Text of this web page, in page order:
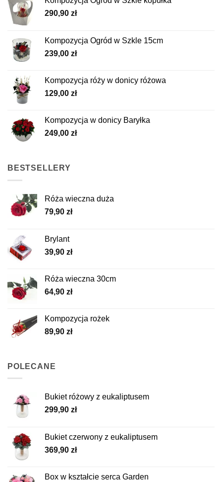
290,90 zł
Kompozycja Ogród w Szkle 15cm
239,00 zł
Kompozycja róży w donicy różowa
129,00 zł
Kompozycja w donicy Baryłka
249,00 zł
BESTSELLERY
Róża wieczna duża
79,90 zł
Brylant
39,90 zł
Róża wieczna 30cm
64,90 zł
Kompozycja rożek
89,90 zł
POLECANE
Bukiet różowy z eukaliptusem
299,90 zł
Bukiet czerwony z eukaliptusem
369,90 zł
Box w kształcie serca Garden